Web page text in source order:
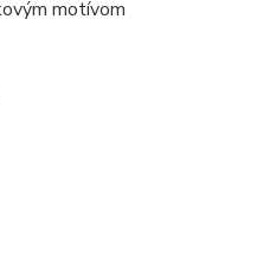
motívom